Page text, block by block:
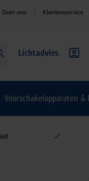
Over ons Klantenservice
Lichtadvies
Voorschakelapparaten &